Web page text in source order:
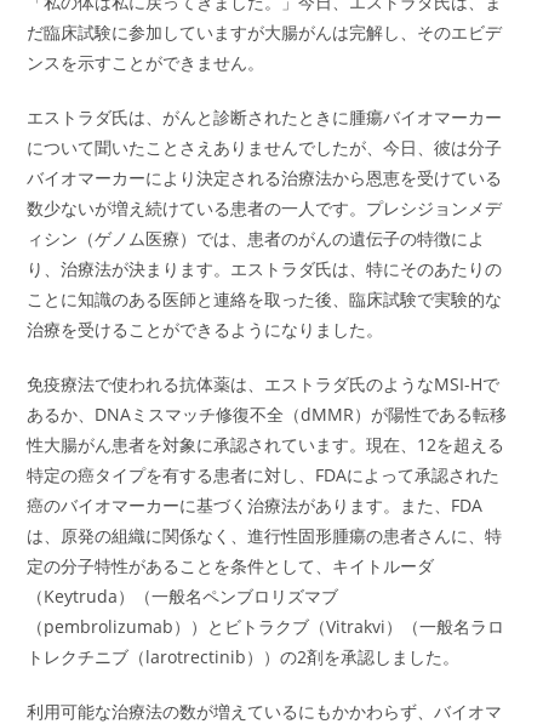
だ臨床試験に参加していますが大腸がんは完解し、そのエビデ
ンスを示すことができません。
エストラダ氏は、がんと診断されたときに腫瘍バイオマーカー
について聞いたことさえありませんでしたが、今日、彼は分子
バイオマーカーにより決定される治療法から恩恵を受けている
数少ないが増え続けている患者の一人です。プレシジョンメデ
ィシン（ゲノム医療）では、患者のがんの遺伝子の特徴によ
り、治療法が決まります。エストラダ氏は、特にそのあたりの
ことに知識のある医師と連絡を取った後、臨床試験で実験的な
治療を受けることができるようになりました。
免疫療法で使われる抗体薬は、エストラダ氏のようなMSI-Hで
あるか、DNAミスマッチ修復不全（dMMR）が陽性である転移
性大腸がん患者を対象に承認されています。現在、12を超える
特定の癌タイプを有する患者に対し、FDAによって承認された
癌のバイオマーカーに基づく治療法があります。また、FDA
は、原発の組織に関係なく、進行性固形腫瘍の患者さんに、特
定の分子特性があることを条件として、キイトルーダ
（Keytruda）（一般名ペンブロリズマブ
（pembrolizumab））とビトラクブ（Vitrakvi）（一般名ラロ
トレクチニブ（larotrectinib））の2剤を承認しました。
利用可能な治療法の数が増えているにもかかわらず、バイオマ